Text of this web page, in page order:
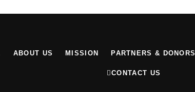
ABOUT US MISSION PARTNERS & DONORS
CONTACT US